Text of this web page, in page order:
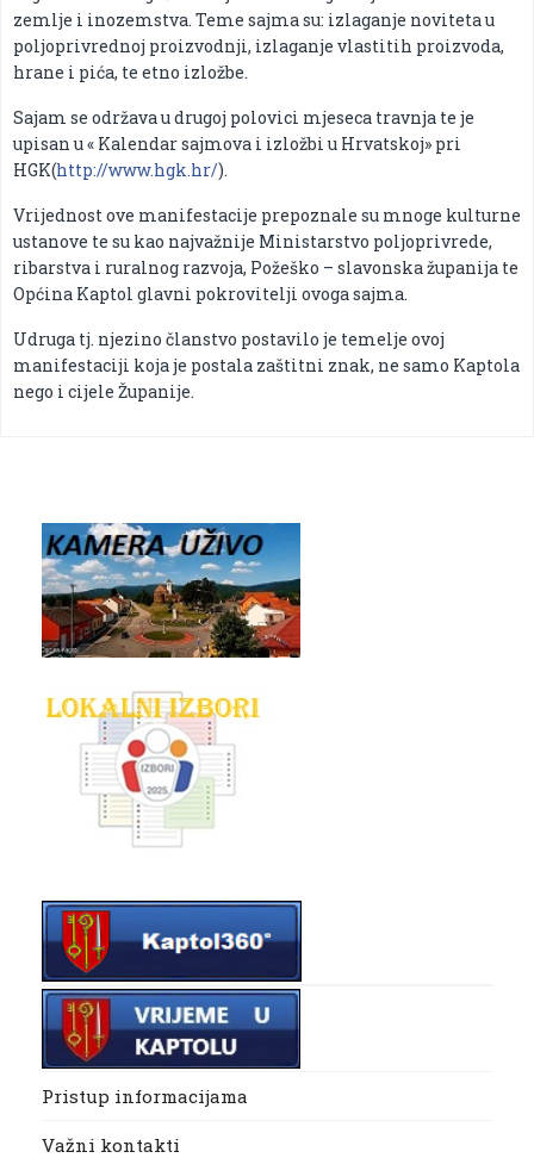
zemlje i inozemstva. Teme sajma su: izlaganje noviteta u
poljoprivrednoj proizvodnji, izlaganje vlastitih proizvoda,
hrane i pića, te etno izložbe.
Sajam se održava u drugoj polovici mjeseca travnja te je
upisan u « Kalendar sajmova i izložbi u Hrvatskoj» pri
HGK(http://www.hgk.hr/).
Vrijednost ove manifestacije prepoznale su mnoge kulturne
ustanove te su kao najvažnije Ministarstvo poljoprivrede,
ribarstva i ruralnog razvoja, Požeško – slavonska županija te
Općina Kaptol glavni pokrovitelji ovoga sajma.
Udruga tj. njezino članstvo postavilo je temelje ovoj
manifestaciji koja je postala zaštitni znak, ne samo Kaptola
nego i cijele Županije.
Pristup informacijama
Važni kontakti